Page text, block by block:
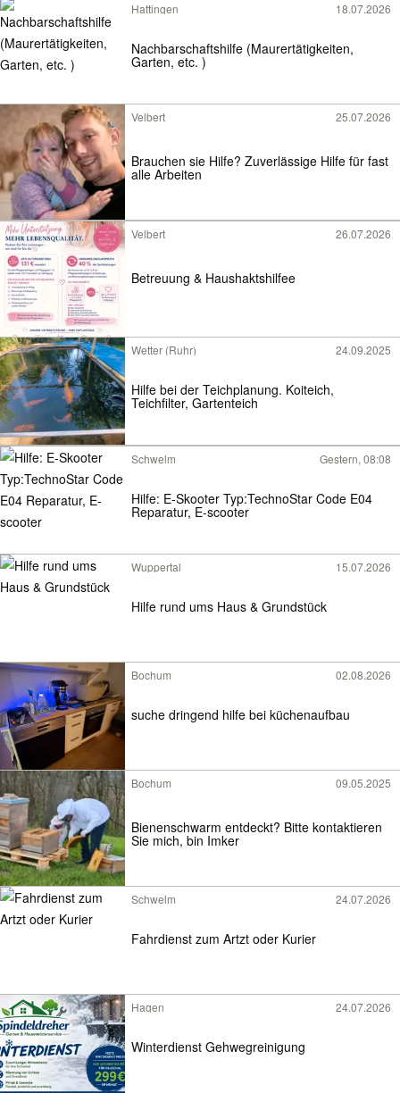
Hattingen 18.07.2026
Nachbarschaftshilfe (Maurertätigkeiten,
Garten, etc. )
Velbert 25.07.2026
Brauchen sie Hilfe? Zuverlässige Hilfe für fast
alle Arbeiten
Velbert 26.07.2026
Betreuung & Haushaktshilfee
Wetter (Ruhr) 24.09.2025
Hilfe bei der Teichplanung. Koiteich,
Teichfilter, Gartenteich
Schwelm Gestern, 08:08
Hilfe: E-Skooter Typ:TechnoStar Code E04
Reparatur, E-scooter
Wuppertal 15.07.2026
Hilfe rund ums Haus & Grundstück
Bochum 02.08.2026
suche dringend hilfe bei küchenaufbau
Bochum 09.05.2025
Bienenschwarm entdeckt? Bitte kontaktieren
Sie mich, bin Imker
Schwelm 24.07.2026
Fahrdienst zum Artzt oder Kurier
Hagen 24.07.2026
Winterdienst Gehwegreinigung